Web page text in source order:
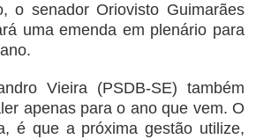
o senador Oriovisto Guimarães
uma emenda em plenário para
.
Vieira (PSDB-SE) também
apenas para o ano que vem. O
é que a próxima gestão utilize,